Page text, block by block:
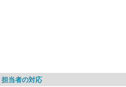
担当者の対応